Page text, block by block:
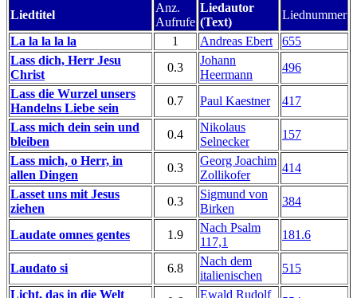
Liedtitel
Anz.
Aufrufe
Liedautor
(Text)
Liednummer
La la la la la
1 Andreas Ebert
655
Lass dich, Herr Jesu
Christ
0.3
Johann
Heermann
496
Lass die Wurzel unsers
Handelns Liebe sein
0.7 Paul Kaestner
417
Lass mich dein sein und
bleiben
0.4
Nikolaus
Selnecker
157
Lass mich, o Herr, in
allen Dingen
0.3
Georg Joachim
Zollikofer
414
Lasset uns mit Jesus
ziehen
0.3
Sigmund von
Birken
384
Laudate omnes gentes 1.9
Nach Psalm
117,1
181.6
Laudato si 6.8
Nach dem
italienischen
515
Licht, das in die Welt
Ewald Rudolf